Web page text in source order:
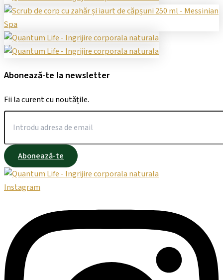
Abonează-te la newsletter
Fii la curent cu noutățile.
Abonează-te
Instagram